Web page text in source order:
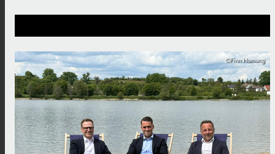
©Finn Hornung